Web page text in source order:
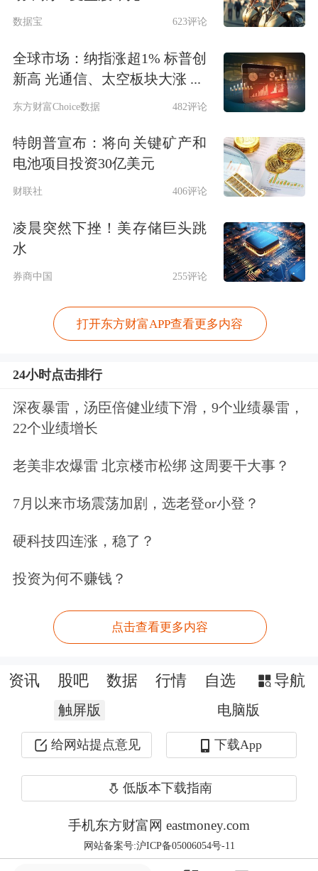
险处置机制。
中国信托业协会特约研究员周萍告诉记
者，现行《办法》已实施18年，部分条
转型发展和有效监管的需求。《办法》
进一步明确了信托公司的业务范围、经
归信托本源，专注于
资产管理、财富管
理等核心业务。这不仅有助于信托公司
更好地适应市场需求，还能避免业务过
度多元化和无序竞争，促进信托行业的
上海金融与发展实验室首席专家、主任
曾刚分析称：“《办法》强化了信托业
高质量发展和风控导向，聚焦规范化、
括信托业务、资产负债业务和其他业
中国信托业协会特约研究员袁田认为，
《办法》兼顾了对信托业务、固有业务
和其他业务的规定，为信托公司充分展
业和提供多元受托服务开辟了广阔空
间，但必须与风险管控和承担能力相匹
数据宝 623评论
全球市场：纳指涨超1% 标普创
新高 光通信、太空板块大涨 ...
东方财富Choice数据 482评论
特朗普宣布：将向关键矿产和
电池项目投资30亿美元
财联社 406评论
凌晨突然下挫！美存储巨头跳
水
券商中国 255评论
打开东方财富APP查看更多内容
24小时点击排行
深夜暴雷，汤臣倍健业绩下滑，9个业绩暴雷，
22个业绩增长
老美非农爆雷 北京楼市松绑 这周要干大事？
7月以来市场震荡加剧，选老登or小登？
硬科技四连涨，稳了？
投资为何不赚钱？
点击查看更多内容
资讯 股吧 数据 行情 自选 导航
触屏版 电脑版
给网站提点意见 下载App
低版本下载指南
手机东方财富网 eastmoney.com
网站备案号:沪ICP备05006054号-11